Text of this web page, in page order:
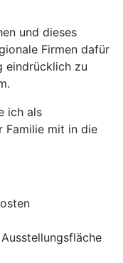
und dieses
Firmen dafür
eindrücklich zu
ich als
Familie mit in die